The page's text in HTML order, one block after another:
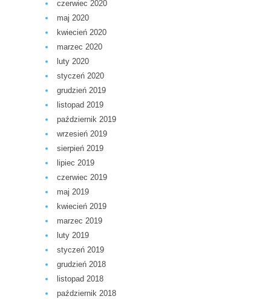
czerwiec 2020
maj 2020
kwiecień 2020
marzec 2020
luty 2020
styczeń 2020
grudzień 2019
listopad 2019
październik 2019
wrzesień 2019
sierpień 2019
lipiec 2019
czerwiec 2019
maj 2019
kwiecień 2019
marzec 2019
luty 2019
styczeń 2019
grudzień 2018
listopad 2018
październik 2018